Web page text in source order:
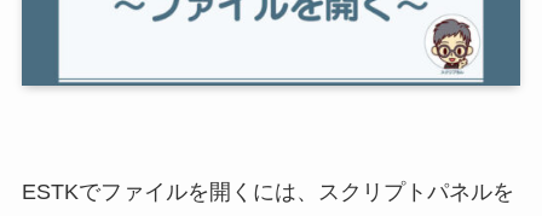
ESTKでファイルを開くには、スクリプトパネルを